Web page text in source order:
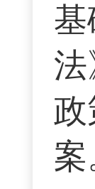
案